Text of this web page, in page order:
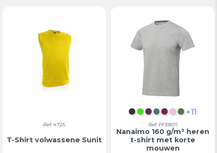
Ref: 4725
T-Shirt volwassene Sunit
FLES GROEN
GROEN APPEL
PRUIM
FOREST
BORDEAUX
VAREN
+11
Ref: PF38011
Nanaimo 160 g/m² heren
t-shirt met korte
mouwen